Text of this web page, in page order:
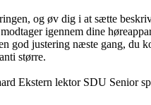
og øv dig i at sætte
igennem dine
god justering næste gang, du
større.
Ekstern lektor SDU Senior